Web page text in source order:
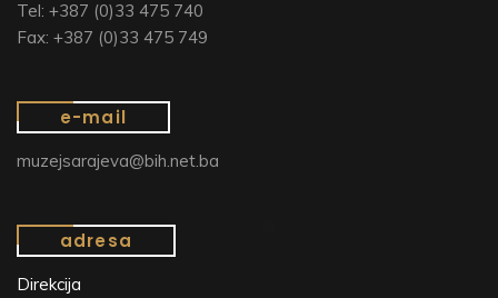
Tel: +387 (0)33 475 740
Fax: +387 (0)33 475 749
e-mail
muzejsarajeva@bih.net.ba
adresa
Direkcija